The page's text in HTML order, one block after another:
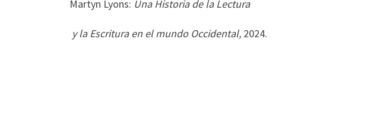
Martyn Lyons: Una Historia de la Lectura
y la Escritura en el mundo Occidental, 2024.